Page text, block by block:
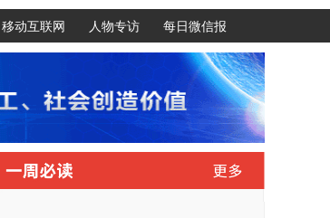
移动互联网 人物专访 每日微信报